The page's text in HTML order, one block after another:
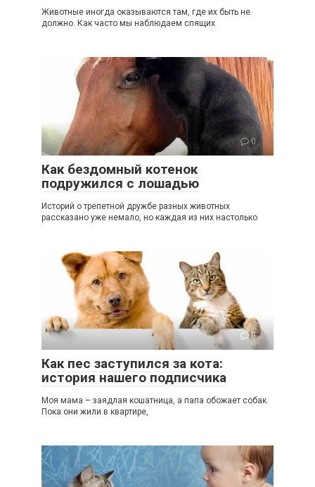
Животные иногда оказываются там, где их быть не
должно. Как часто мы наблюдаем спящих
0
Как бездомный котенок
подружился с лошадью
Историй о трепетной дружбе разных животных
рассказано уже немало, но каждая из них настолько
0
Как пес заступился за кота:
история нашего подписчика
Моя мама – заядлая кошатница, а папа обожает собак.
Пока они жили в квартире,